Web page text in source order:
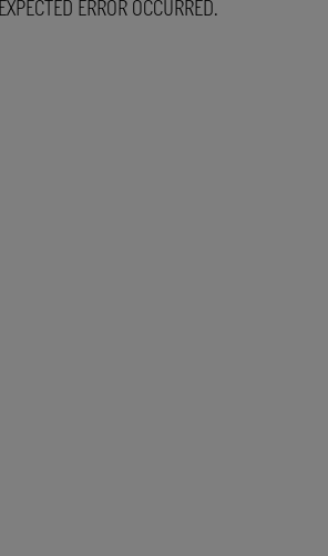
ERROR OCCURRED.